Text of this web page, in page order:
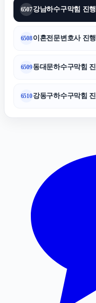
6507
6508이혼전문변호사 진
6509동대문하수구막힘
6510강동구하수구막힘